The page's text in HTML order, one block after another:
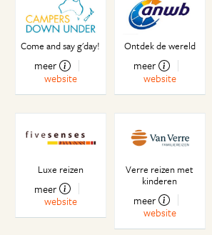
Eerste indrukken van Perth
Road Rules!
Winter is coming…
Bezoekje aan Nederland
Citizenship
Wildlife score eerste roadtrip
Come and say g'day!
meer
website
Ontdek de wereld
meer
website
Luxe reizen
meer
website
Verre reizen met
kinderen
meer
website